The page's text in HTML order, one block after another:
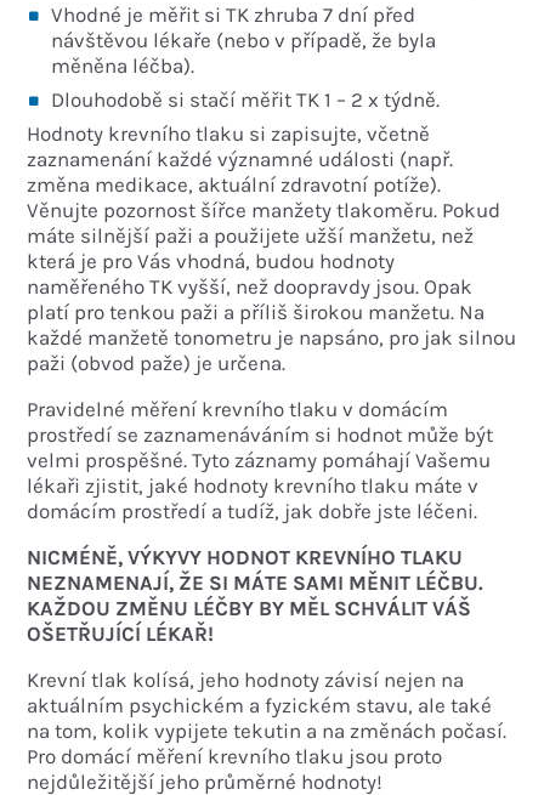
Vhodné je měřit si TK zhruba 7 dní před
návštěvou lékaře (nebo v případě, že byla
měněna léčba).
Dlouhodobě si stačí měřit TK 1 – 2 x týdně.
Hodnoty krevního tlaku si zapisujte, včetně
zaznamenání každé významné události (např.
změna medikace, aktuální zdravotní potíže).
Věnujte pozornost šířce manžety tlakoměru. Pokud
máte silnější paži a použijete užší manžetu, než
která je pro Vás vhodná, budou hodnoty
naměřeného TK vyšší, než doopravdy jsou. Opak
platí pro tenkou paži a příliš širokou manžetu. Na
každé manžetě tonometru je napsáno, pro jak silnou
paži (obvod paže) je určena.
Pravidelné měření krevního tlaku v domácím
prostředí se zaznamenáváním si hodnot může být
velmi prospěšné. Tyto záznamy pomáhají Vašemu
lékaři zjistit, jaké hodnoty krevního tlaku máte v
domácím prostředí a tudíž, jak dobře jste léčeni.
NICMÉNĚ, VÝKYVY HODNOT KREVNÍHO TLAKU
NEZNAMENAJÍ, ŽE SI MÁTE SAMI MĚNIT LÉČBU.
KAŽDOU ZMĚNU LÉČBY BY MĚL SCHVÁLIT VÁŠ
OŠETŘUJÍCÍ LÉKAŘ!
Krevní tlak kolísá, jeho hodnoty závisí nejen na
aktuálním psychickém a fyzickém stavu, ale také
na tom, kolik vypijete tekutin a na změnách počasí.
Pro domácí měření krevního tlaku jsou proto
nejdůležitější jeho průměrné hodnoty!